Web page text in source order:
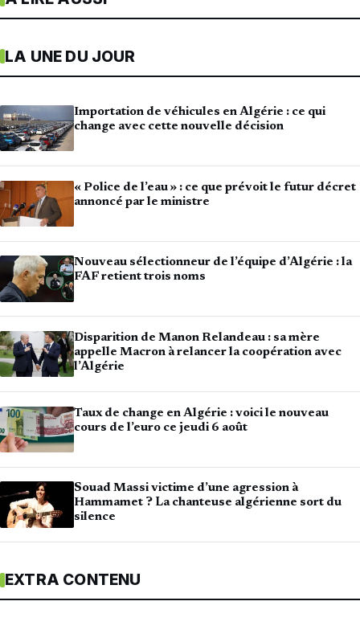
LA UNE DU JOUR
Importation de véhicules en Algérie : ce qui
change avec cette nouvelle décision
« Police de l’eau » : ce que prévoit le futur décret
annoncé par le ministre
Nouveau sélectionneur de l’équipe d’Algérie : la
FAF retient trois noms
Disparition de Manon Relandeau : sa mère
appelle Macron à relancer la coopération avec
l’Algérie
Taux de change en Algérie : voici le nouveau
cours de l’euro ce jeudi 6 août
Souad Massi victime d’une agression à
Hammamet ? La chanteuse algérienne sort du
silence
EXTRA CONTENU